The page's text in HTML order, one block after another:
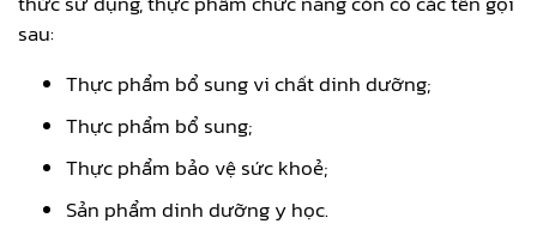
sau:
Thực phẩm bổ sung vi chất dinh dưỡng;
Thực phẩm bổ sung;
Thực phẩm bảo vệ sức khoẻ;
Sản phẩm dinh dưỡng y học.